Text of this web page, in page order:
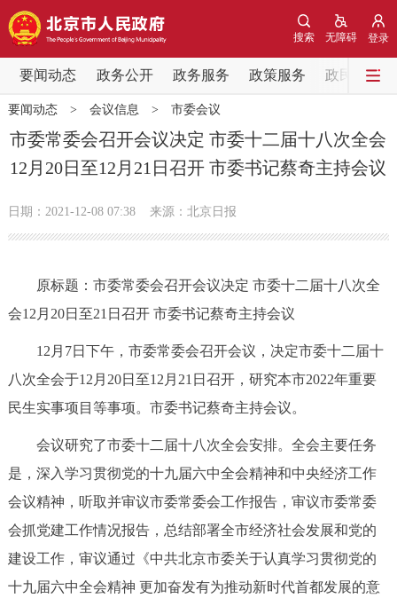
登录
无障碍
搜索
要闻动态 政务公开 政务服务 政策服务 政民互动
要闻动态
党中央精神 国务院信息
北京要闻 会议信息 部门动态
市领导 机构职能
专题公开
政务服务
个人服务 法人服务 部门服务
便民服务 利企服务 投资项目
要闻动态> 会议信息 > 市委会议
市委常委会召开会议决定 市委十二届十八次全会
12月20日至12月21日召开 市委书记蔡奇主持会议
日期：2021-12-08 07:38 来源：北京日报
原标题：市委常委会召开会议决定 市委十二届十八次全
会12月20日至21日召开 市委书记蔡奇主持会议
12月7日下午，市委常委会召开会议，决定市委十二届十
八次全会于12月20日至12月21日召开，研究本市2022年重要
民生实事项目等事项。市委书记蔡奇主持会议。
会议研究了市委十二届十八次全会安排。全会主要任务
是，深入学习贯彻党的十九届六中全会精神和中央经济工作
会议精神，听取并审议市委常委会工作报告，审议市委常委
会抓党建工作情况报告，总结部署全市经济社会发展和党的
建设工作，审议通过《中共北京市委关于认真学习贯彻党的
十九届六中全会精神 更加奋发有为推动新时代首都发展的意